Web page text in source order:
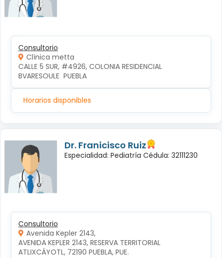
Consultorio
Clínica metta
CALLE 5 SUR, #4926, COLONIA RESIDENCIAL
BVARESOULE  PUEBLA
Horarios disponibles
Dr. Franicisco Ruiz
Especialidad: Pediatría Cédula: 32111230
Consultorio
Avenida Kepler 2143,
AVENIDA KEPLER 2143, RESERVA TERRITORIAL
ATLIXCÁYOTL, 72190 PUEBLA, PUE.